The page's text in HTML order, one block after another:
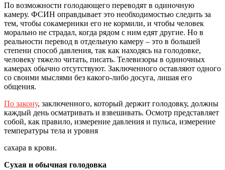
По возможности голодающего переводят в одиночную
камеру. ФСИН оправдывает это необходимостью следить за
тем, чтобы сокамерники его не кормили, и чтобы человек
морально не страдал, когда рядом с ним едят другие. Но в
реальности перевод в отдельную камеру – это в большей
степени способ давления, так как находясь на голодовке,
человеку тяжело читать, писать. Телевизоры в одиночных
камерах обычно отсутствуют. Заключенного оставляют одного
со своими мыслями без какого-либо досуга, лишая его
общения.
По закону, заключенного, который держит голодовку, должны
каждый день осматривать и взвешивать. Осмотр представляет
собой, как правило, измерение давления и пульса, измерение
температуры тела и уровня
сахара в крови.
Сухая и обычная голодовка